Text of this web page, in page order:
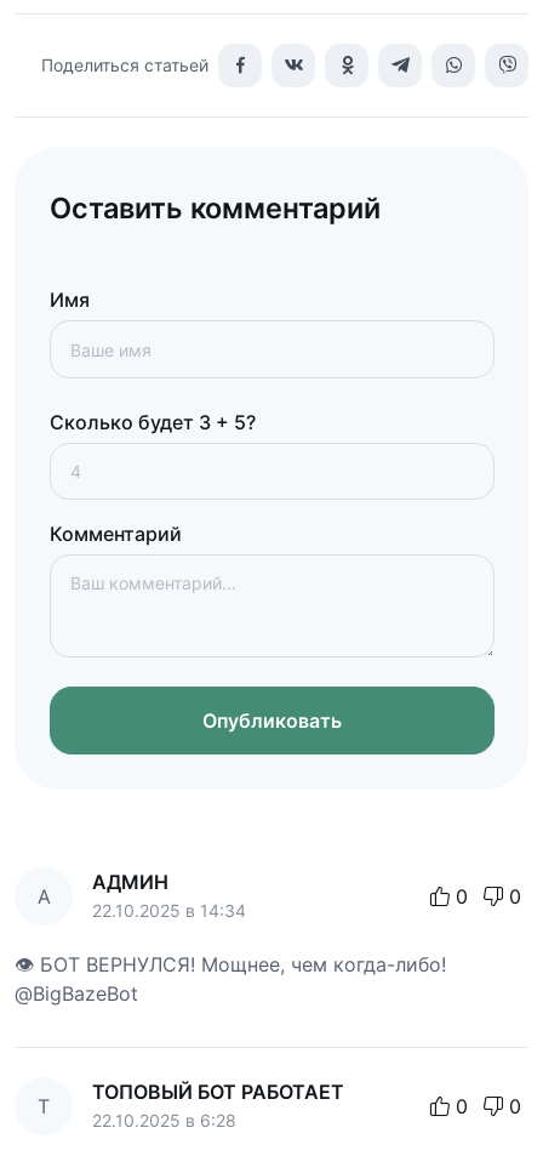
Поделиться статьей
Оставить комментарий
Имя
Сколько будет 3 + 5?
Комментарий
Опубликовать
А
АДМИН
22.10.2025 в 14:34
0 0
👁 БОТ ВЕРНУЛСЯ! Мощнее, чем когда-либо!
@BigBazeBot
Т
ТОПОВЫЙ БОТ РАБОТАЕТ
22.10.2025 в 6:28
0 0